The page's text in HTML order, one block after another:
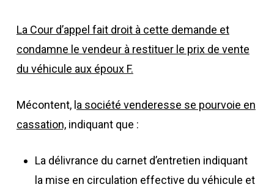
La Cour d’appel fait droit à cette demande et
condamne le vendeur à restituer le prix de vente
du véhicule aux époux F.
Mécontent, l a société venderesse se pourvoie en
cassation,indiquant que :
La délivrance du carnet d’entretien indiquant
la mise en circulation effective du véhicule et